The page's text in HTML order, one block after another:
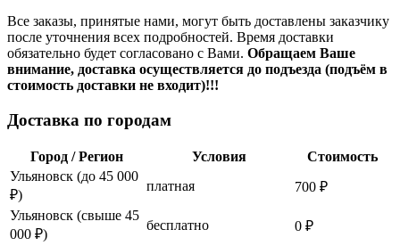
Все заказы, принятые нами, могут быть доставлены заказчику
после уточнения всех подробностей. Время доставки
обязательно будет согласовано с Вами. Обращаем Ваше
внимание, доставка осуществляется до подъезда (подъём в
стоимость доставки не входит)!!!
Доставка по городам
Город / Регион Условия
Стоимость
Ульяновск (до 45 000
₽)
платная
700 ₽
Ульяновск (свыше 45
000 ₽)
бесплатно
0 ₽